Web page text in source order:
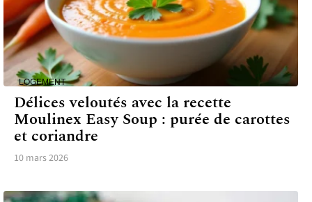
LOGEMENT
Délices veloutés avec la recette
Moulinex Easy Soup : purée de carottes
et coriandre
10 mars 2026